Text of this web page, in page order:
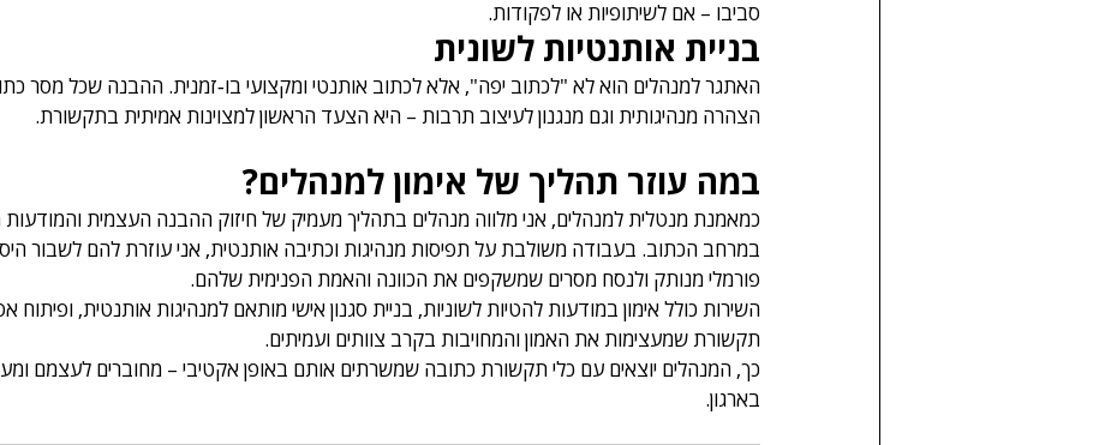
סביבו – אם לשיתופיות או לפקודות.
בניית אותנטיות לשונית
האתגר למנהלים הוא לא "לכתוב יפה", אלא לכתוב אותנטי ומקצועי בו‑זמנית. ההבנה שכל מסר
הצהרה מנהיגותית וגם מנגנון לעיצוב תרבות – היא הצעד הראשון למצוינות אמיתית בתקשורת.
במה עוזר תהליך של אימון למנהלים?
כמאמנת מנטלית למנהלים, אני מלווה מנהלים בתהליך מעמיק של חיזוק ההבנה העצמית
במרחב הכתוב. בעבודה משולבת על תפיסות מנהיגות וכתיבה אותנטית, אני עוזרת להם לשבור
פורמלי מנותק ולנסח מסרים שמשקפים את הכוונה והאמת הפנימית שלהם.
השירות כולל אימון במודעות להטיות לשוניות, בניית סגנון אישי מותאם למנהיגות אותנטית, ופיתוח
תקשורת שמעצימות את האמון והמחויבות בקרב צוותים ועמיתים.
כך, המנהלים יוצאים עם כלי תקשורת כתובה שמשרתים אותם באופן אקטיבי – מחוברים לעצמם
בארגון.